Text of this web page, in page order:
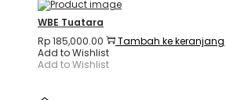
WBE Tuatara
Rp185,000.00
Tambah ke keranjang
Add to Wishlist
Add to Wishlist